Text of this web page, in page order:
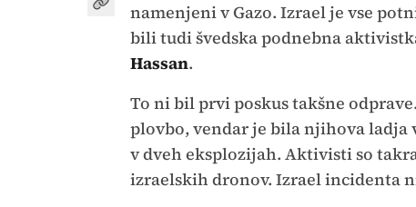
namenjeni v Gazo. Izrael je vse
bili tudi švedska podnebna
Hassan.
To ni bil prvi poskus takšne
plovbo, vendar je bila njihova
v dveh eksplozijah. Aktivisti so
izraelskih dronov. Izrael incidenta